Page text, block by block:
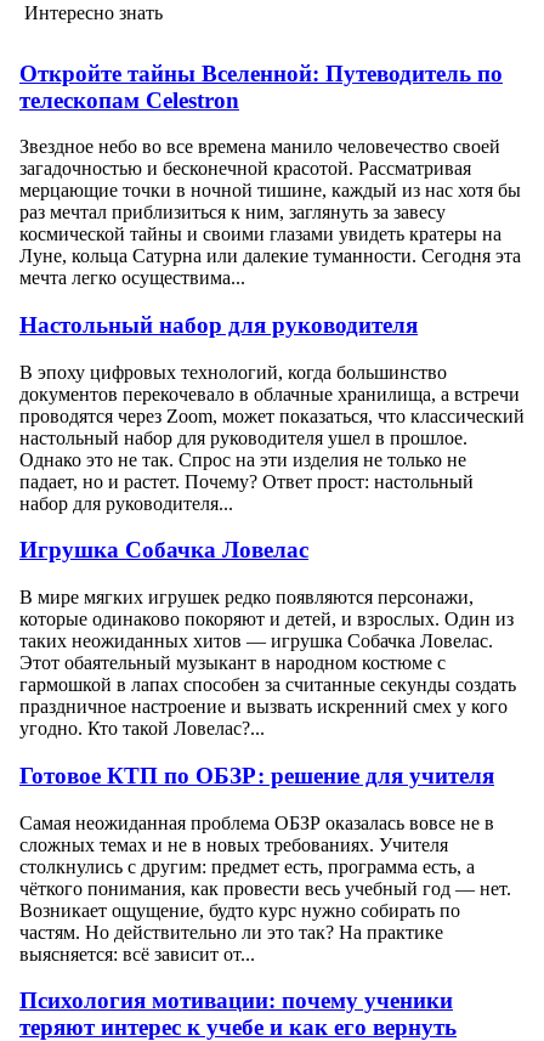
Интересно знать
Откройте тайны Вселенной: Путеводитель по
телескопам Celestron
Звездное небо во все времена манило человечество своей
загадочностью и бесконечной красотой. Рассматривая
мерцающие точки в ночной тишине, каждый из нас хотя бы
раз мечтал приблизиться к ним, заглянуть за завесу
космической тайны и своими глазами увидеть кратеры на
Луне, кольца Сатурна или далекие туманности. Сегодня эта
мечта легко осуществима...
Настольный набор для руководителя
В эпоху цифровых технологий, когда большинство
документов перекочевало в облачные хранилища, а встречи
проводятся через Zoom, может показаться, что классический
настольный набор для руководителя ушел в прошлое.
Однако это не так. Спрос на эти изделия не только не
падает, но и растет. Почему? Ответ прост: настольный
набор для руководителя...
Игрушка Собачка Ловелас
В мире мягких игрушек редко появляются персонажи,
которые одинаково покоряют и детей, и взрослых. Один из
таких неожиданных хитов — игрушка Собачка Ловелас.
Этот обаятельный музыкант в народном костюме с
гармошкой в лапах способен за считанные секунды создать
праздничное настроение и вызвать искренний смех у кого
угодно. Кто такой Ловелас?...
Готовое КТП по ОБЗР: решение для учителя
Самая неожиданная проблема ОБЗР оказалась вовсе не в
сложных темах и не в новых требованиях. Учителя
столкнулись с другим: предмет есть, программа есть, а
чёткого понимания, как провести весь учебный год — нет.
Возникает ощущение, будто курс нужно собирать по
частям. Но действительно ли это так? На практике
выясняется: всё зависит от...
Психология мотивации: почему ученики
теряют интерес к учебе и как его вернуть